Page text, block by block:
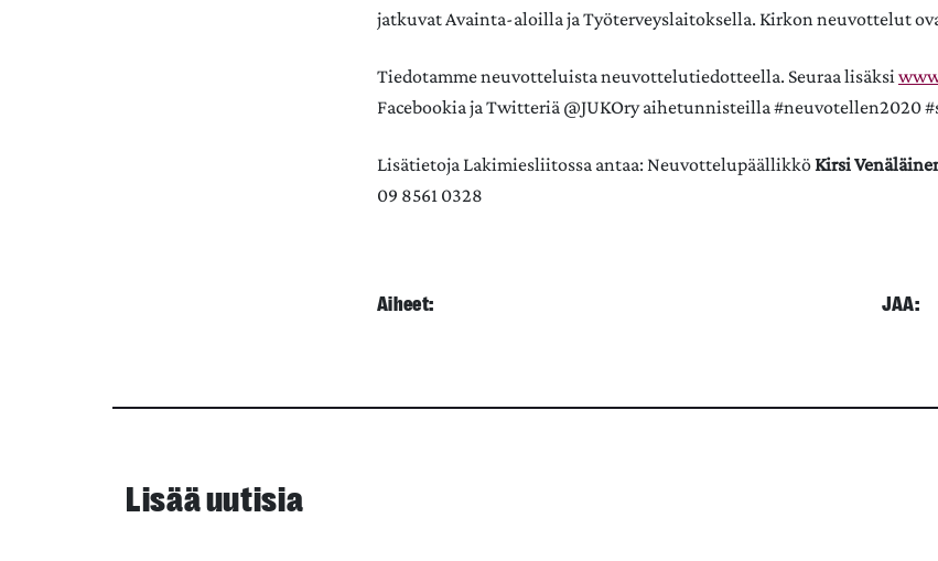
jatkuvat Avainta-aloilla ja Työterveyslaitoksella. Kirkon neuvottelut
Tiedotamme neuvotteluista neuvottelutiedotteella. Seuraa lisäksi
Facebookia ja Twitteriä @JUKOry aihetunnisteilla #neuvotellen2020
Lisätietoja Lakimiesliitossa antaa: NeuvottelupäällikköKirsi
09 8561 0328
Aiheet: JAA:
Lisää uutisia